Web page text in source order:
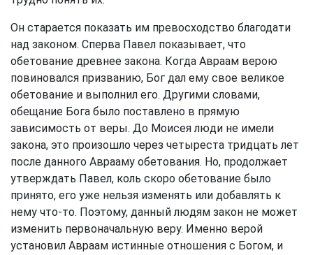
Он старается показать им превосходство благодати
над законом. Сперва Павел показывает, что
обетование древнее закона. Когда Авраам верою
повиновался призванию, Бог дал ему свое великое
обетование и выполнил его. Другими словами,
обещание Бога было поставлено в прямую
зависимость от веры. До Моисея люди не имели
закона, это произошло через четыреста тридцать лет
после данного Аврааму обетования. Но, продолжает
утверждать Павел, коль скоро обетование было
принято, его уже нельзя изменять или добавлять к
нему что-то. Поэтому, данный людям закон не может
изменить первоначальную веру. Именно верой
установил Авраам истинные отношения с Богом, и